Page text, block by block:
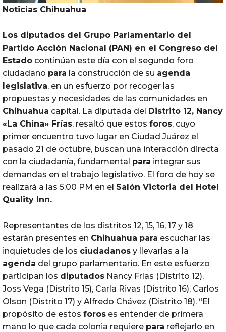
Noticias Chihuahua
Los diputados del Grupo Parlamentario del
Partido Acción Nacional (PAN) en el Congreso del
Estado continúan este día con el segundo foro
ciudadano para la construcción de su agenda
legislativa, en un esfuerzo por recoger las
propuestas y necesidades de las comunidades en
Chihuahua capital. La diputada del Distrito 12, Nancy
«La China» Frías, resaltó que estos foros, cuyo
primer encuentro tuvo lugar en Ciudad Juárez el
pasado 21 de octubre, buscan una interacción directa
con la ciudadanía, fundamental para integrar sus
demandas en el trabajo legislativo. El foro de hoy se
realizará a las 5:00 PM en el Salón Victoria del Hotel
Quality Inn.
Representantes de los distritos 12, 15, 16, 17 y 18
estarán presentes en Chihuahua para escuchar las
inquietudes de los ciudadanos y llevarlas a la
agenda del grupo parlamentario. En este esfuerzo
participan los diputados Nancy Frías (Distrito 12),
Joss Vega (Distrito 15), Carla Rivas (Distrito 16), Carlos
Olson (Distrito 17) y Alfredo Chávez (Distrito 18). “El
propósito de estos foros es entender de primera
mano lo que cada colonia requiere para reflejarlo en